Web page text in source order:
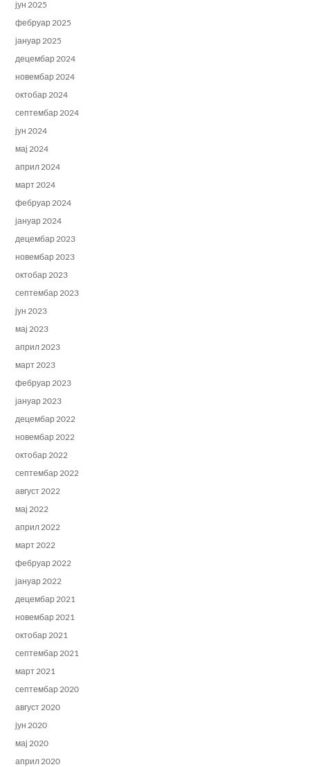
јун 2025
фебруар 2025
јануар 2025
децембар 2024
новембар 2024
октобар 2024
септембар 2024
јун 2024
мај 2024
април 2024
март 2024
фебруар 2024
јануар 2024
децембар 2023
новембар 2023
октобар 2023
септембар 2023
јун 2023
мај 2023
април 2023
март 2023
фебруар 2023
јануар 2023
децембар 2022
новембар 2022
октобар 2022
септембар 2022
август 2022
мај 2022
април 2022
март 2022
фебруар 2022
јануар 2022
децембар 2021
новембар 2021
октобар 2021
септембар 2021
март 2021
септембар 2020
август 2020
јун 2020
мај 2020
април 2020